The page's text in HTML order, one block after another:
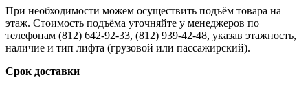
При необходимости можем осуществить подъём товара на
этаж. Стоимость подъёма уточняйте у менеджеров по
телефонам (812) 642-92-33, (812) 939-42-48, указав этажность,
наличие и тип лифта (грузовой или пассажирский).
Срок доставки